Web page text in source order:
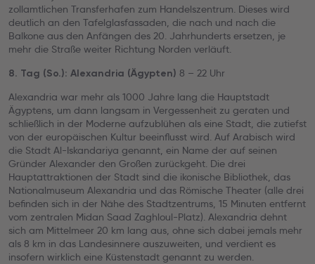
zollamtlichen Transferhafen zum Handelszentrum. Dieses wird
deutlich an den Tafelglasfassaden, die nach und nach die
Balkone aus den Anfängen des 20. Jahrhunderts ersetzen, je
mehr die Straße weiter Richtung Norden verläuft.
8. Tag (So.): Alexandria (Ägypten) 8 – 22 Uhr
Alexandria war mehr als 1000 Jahre lang die Hauptstadt
Ägyptens, um dann langsam in Vergessenheit zu geraten und
schließlich in der Moderne aufzublühen als eine Stadt, die zutiefst
von der europäischen Kultur beeinflusst wird. Auf Arabisch wird
die Stadt Al-Iskandariya genannt, ein Name der auf seinen
Gründer Alexander den Großen zurückgeht. Die drei
Hauptattraktionen der Stadt sind die ikonische Bibliothek, das
Nationalmuseum Alexandria und das Römische Theater (alle drei
befinden sich in der Nähe des Stadtzentrums, 15 Minuten entfernt
vom zentralen Midan Saad Zaghloul-Platz). Alexandria dehnt
sich am Mittelmeer 20 km lang aus, ohne sich dabei jemals mehr
als 8 km in das Landesinnere auszuweiten, und verdient es
insofern wirklich eine Küstenstadt genannt zu werden.